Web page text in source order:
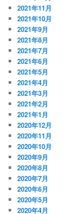
2021年11月
2021年10月
2021年9月
2021年8月
2021年7月
2021年6月
2021年5月
2021年4月
2021年3月
2021年2月
2021年1月
2020年12月
2020年11月
2020年10月
2020年9月
2020年8月
2020年7月
2020年6月
2020年5月
2020年4月